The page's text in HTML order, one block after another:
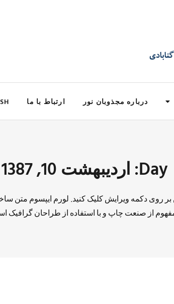
درباره مجذوبان نور ارتباط با ما
Day: اردیبهشت 10, 1387
بر روی دکمه ویرایش کلیک کنید. لورم ایپسوم متن
از صنعت چاپ و با استفاده از طراحان گرافیک